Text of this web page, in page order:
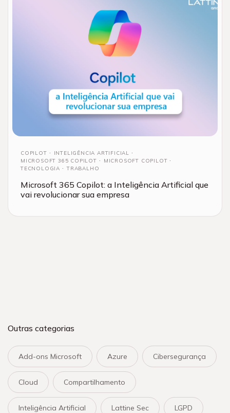
COPILOT
INTELIGÊNCIA ARTIFICIAL
MICROSOFT 365 COPILOT
MICROSOFT COPILOT
TECNOLOGIA
TRABALHO
Microsoft 365 Copilot: a Inteligência Artificial que
vai revolucionar sua empresa
Outras categorias
Add-ons Microsoft Azure Cibersegurança
Cloud Compartilhamento
Inteligência Artificial Lattine Sec LGPD